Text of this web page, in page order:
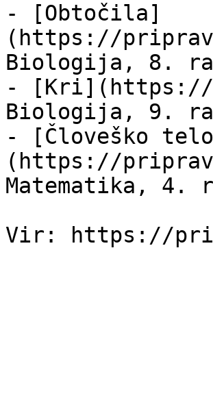
- [Obtočila]
(https://
Biologija, 8.
- [Kri](https://
Biologija, 9.
- [Človeško
(https://
Matematika, 4.